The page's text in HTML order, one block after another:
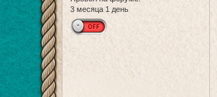
3 месяца 1 день